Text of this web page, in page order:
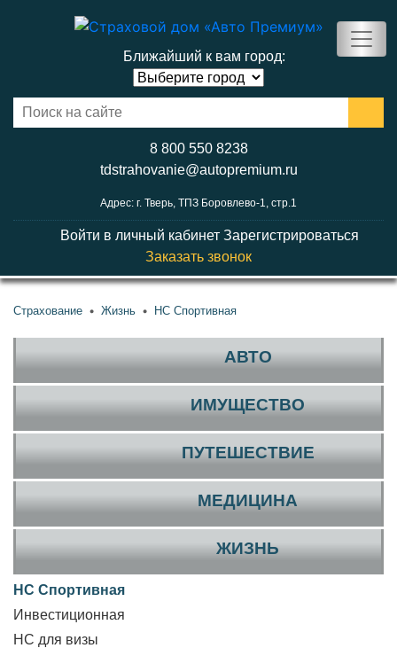
Ближайший к вам город:
8 800 550 8238
tdstrahovanie@autopremium.ru
Адрес: г. Тверь, ТПЗ Боровлево-1, стр.1
Войти в личный кабинет Зарегистрироваться
Заказать звонок
Страхование Жизнь НС Спортивная
АВТО
ИМУЩЕСТВО
ПУТЕШЕСТВИЕ
МЕДИЦИНА
ЖИЗНЬ
НС Спортивная
Инвестиционная
НС для визы